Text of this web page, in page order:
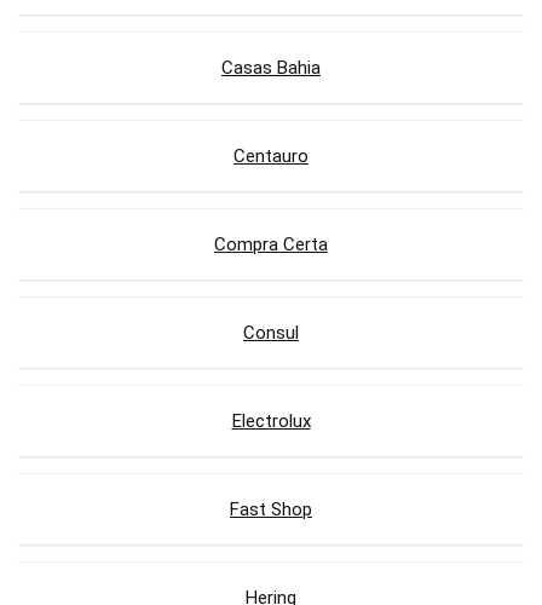
Casas Bahia
Centauro
Compra Certa
Consul
Electrolux
Fast Shop
Hering